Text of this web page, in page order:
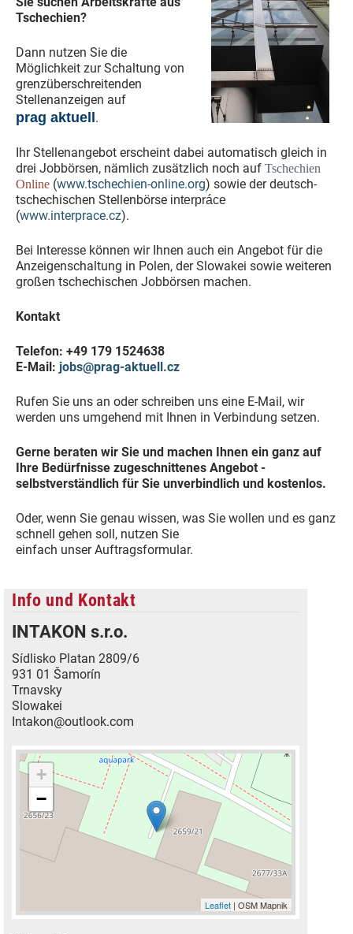
Tschechien?
Dann nutzen Sie die
Möglichkeit zur Schaltung von
grenzüberschreitenden
Stellenanzeigen auf
prag aktuell.
Ihr Stellenangebot erscheint dabei automatisch gleich in
drei Jobbörsen, nämlich zusätzlich noch auf Tschechien
Online (www.tschechien-online.org) sowie der deutsch-
tschechischen Stellenbörse interpráce
(www.interprace.cz).
Bei Interesse können wir Ihnen auch ein Angebot für die
Anzeigenschaltung in Polen, der Slowakei sowie weiteren
großen tschechischen Jobbörsen machen.
Kontakt
Telefon: +49 179 1524638
E-Mail: jobs@prag-aktuell.cz
​Rufen Sie uns an oder schreiben uns eine E-Mail, wir
werden uns umgehend mit Ihnen in Verbindung setzen.
Gerne beraten wir Sie und machen Ihnen ein ganz auf
Ihre Bedürfnisse zugeschnittenes Angebot -
selbstverständlich für Sie unverbindlich und kostenlos.
Oder, wenn Sie genau wissen, was Sie wollen und es ganz
schnell gehen soll, nutzen Sie
einfach unser Auftragsformular.
Info und Kontakt
INTAKON s.r.o.
Sídlisko Platan 2809/6
931 01 Šamorín
Trnavsky
Slowakei
Intakon@outlook.com
+
−
Leaflet | OSM Mapnik